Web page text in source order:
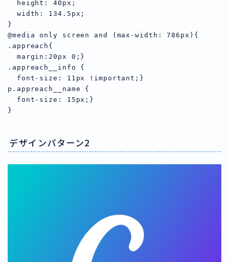
  height: 40px;
  width: 134.5px;
}
@media only screen and (max-width: 786px){
.appreach{
  margin:20px 0;}
.appreach__info {
  font-size: 11px !important;}
p.appreach__name {
  font-size: 15px;}
デザインパターン2